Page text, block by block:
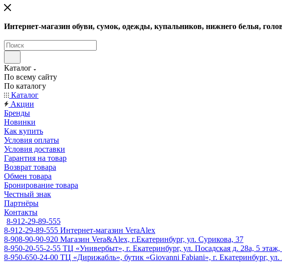
Интернет-магазин обуви, сумок, одежды, купальников, нижнего белья,
Каталог
По всему сайту
По каталогу
Каталог
Акции
Бренды
Новинки
Как купить
Условия оплаты
Условия доставки
Гарантия на товар
Возврат товара
Обмен товара
Бронирование товара
Честный знак
Партнёры
Контакты
8-912-29-89-555
8-912-29-89-555 Интернет-магазин VeraAlex
8-908-90-90-920 Магазин Vera&Alex, г.Екатеринбург, ул. Сурикова, 37
8-950-20-55-2-55 ТЦ «Универбыт», г. Екатеринбург, ул. Посадская д. 28а, 5
8-950-650-24-00 ТЦ «Дирижабль», бутик «Giovanni Fabiani», г. Екатеринбург,